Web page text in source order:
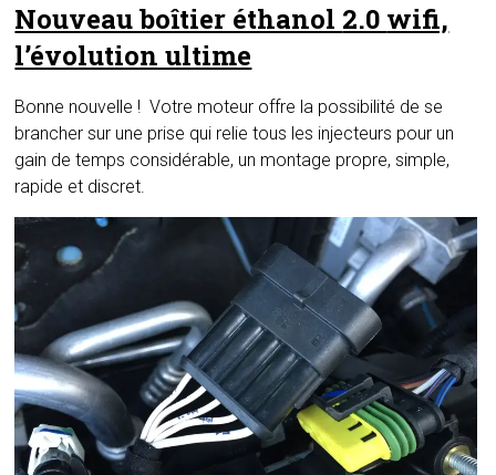
tous
les
injecteurs
Nouveau boîtier éthanol 2.0 wifi,
l’évolution ultime
Bonne nouvelle ! Votre moteur offre la possibilité de se
brancher sur une prise qui relie tous les injecteurs pour un
gain de temps considérable, un montage propre, simple,
rapide et discret.